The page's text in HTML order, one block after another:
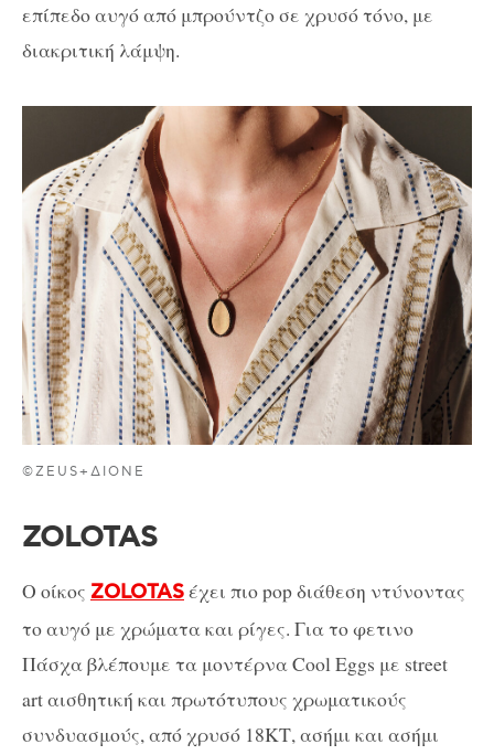
επίπεδο αυγό από μπρούντζο σε χρυσό τόνο, με
διακριτική λάμψη.
©ZEUS+ΔIONE
ZOLOTAS
Ο οίκος ZOLOTASέχει πιο pop διάθεση ντύνοντας
το αυγό με χρώματα και ρίγες. Για το φετινο
Πάσχα βλέπουμε τα μοντέρνα Cool Eggs με street
art αισθητική και πρωτότυπους χρωματικούς
συνδυασμούς, από χρυσό 18ΚΤ, ασήμι και ασήμι